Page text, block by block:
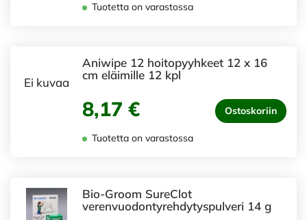
Tuotetta on varastossa
Ei kuvaa
Aniwipe 12 hoitopyyhkeet 12 x 16
cm eläimille 12 kpl
8,17 € Ostoskoriin
Tuotetta on varastossa
Bio-Groom SureClot
verenvuodontyrehdytyspulveri 14 g